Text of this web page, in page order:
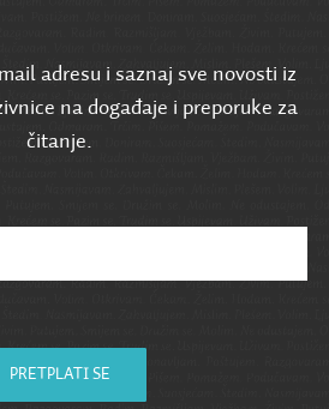
adresu i saznaj sve novosti iz
na događaje i preporuke za
čitanje.
PRETPLATI SE